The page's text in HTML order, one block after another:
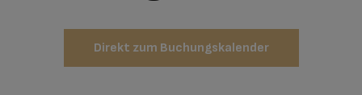
Direkt zum Buchungskalender